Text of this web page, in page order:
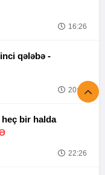
16:26
Tofiq Musayevdən UFC-də ikinci qələbə -
20:52
bir halda
22:26